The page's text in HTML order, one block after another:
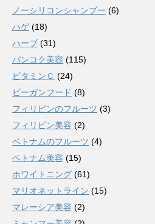
ノーシリコンシャンプー (6)
ハゲ(18)
ハーブ (31)
バンコク美容 (115)
ビタミンＣ (24)
ビーガンフード (8)
フィリピンのフルーツ (3)
フィリピン美容 (2)
ベトナムのフルーツ (4)
ベトナム美容 (15)
ホワイトニング (61)
マリオネットライン (15)
マレーシア美容 (2)